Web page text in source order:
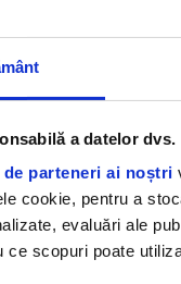
a datelor dvs.
de parteneri ai noștri
cookie, pentru a
evaluări ale
ce scopuri poate
și trupa Dl.
Morning
75 min •